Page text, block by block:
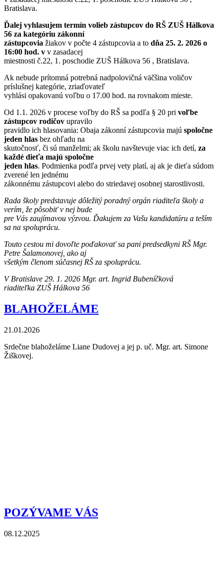
Bratislava.
Ďalej vyhlasujem termín volieb zástupcov do RŠ ZUŠ Hálkova
56 za kategóriu zákonní
zástupcovia žiakov v počte 4 zástupcovia a to dňa 25. 2. 2026 o
16:00 hod. v v zasadacej
miestnosti č.22, 1. poschodie ZUŠ Hálkova 56 , Bratislava.
Ak nebude prítomná potrebná nadpolovičná väčšina voličov
príslušnej kategórie, zriaďovateľ
vyhlási opakovanú voľbu o 17.00 hod. na rovnakom mieste.
Od 1.1. 2026 v procese voľby do RŠ sa podľa § 20 pri voľbe
zástupcov rodičov upravilo
pravidlo ich hlasovania: Obaja zákonní zástupcovia majú spoločne
jeden hlas bez ohľadu na
skutočnosť, či sú manželmi; ak školu navštevuje viac ich detí, za
každé dieťa majú spoločne
jeden hlas. Podmienka podľa prvej vety platí, aj ak je dieťa súdom
zverené len jednému
zákonnému zástupcovi alebo do striedavej osobnej starostlivosti.
Rada školy predstavuje dôležitý poradný orgán riaditeľa školy a
verím, že pôsobiť v nej bude
pre Vás zaujímavou výzvou. Ďakujem za Vašu kandidatúru a teším
sa na spoluprácu.
Touto cestou mi dovoľte poďakovať sa pani predsedkyni RŠ Mgr.
Petre Šalamonovej, ako aj
všetkým členom súčasnej RŠ za spoluprácu.
V Bratislave 29. 1. 2026 Mgr. art. Ingrid Bubeníčková
riaditeľka ZUŠ Hálkova 56
BLAHOŽELÁME
21.01.2026
Srdečne blahoželáme Liane Dudovej a jej p. uč. Mgr. art. Simone
Žiškovej.
POZÝVAME VÁS
08.12.2025